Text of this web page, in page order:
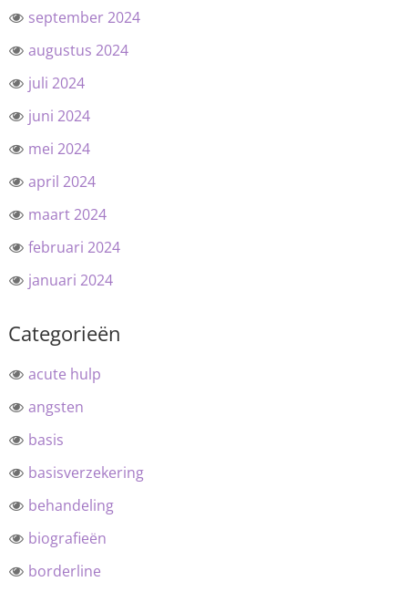
september 2024
augustus 2024
juli 2024
juni 2024
mei 2024
april 2024
maart 2024
februari 2024
januari 2024
Categorieën
acute hulp
angsten
basis
basisverzekering
behandeling
biografieën
borderline